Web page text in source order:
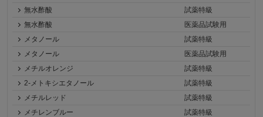
無水酢酸
試薬特級
無水酢酸
医薬品試験用
メタノール
試薬特級
メタノール
医薬品試験用
メチルオレンジ
試薬特級
2-メトキシエタノール
試薬特級
メチルレッド
試薬特級
メチレンブルー
試薬特級